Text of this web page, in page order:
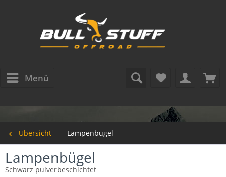
Menü
Übersicht Lampenbügel
Lampenbügel
Schwarz pulverbeschichtet